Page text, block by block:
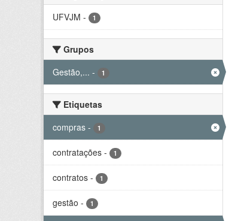
UFVJM - 1
Grupos
Gestão,... - 1
Etiquetas
compras - 1
contratações - 1
contratos - 1
gestão - 1